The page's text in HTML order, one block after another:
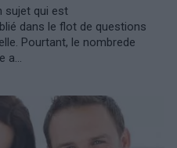
sujet qui est
dans le flot de questions
Pourtant, le nombrede
a...